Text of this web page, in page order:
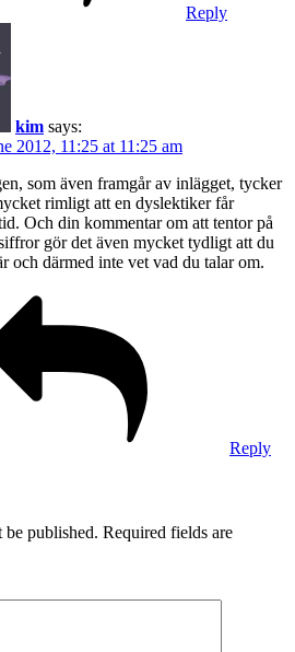
Reply
kim says:
2012, 11:25 at 11:25 am
som även framgår av inlägget, tycker
rimligt att en dyslektiker får
Och din kommentar om att tentor på
gör det även mycket tydligt att du
och därmed inte vet vad du talar om.
Reply
published. Required fields are